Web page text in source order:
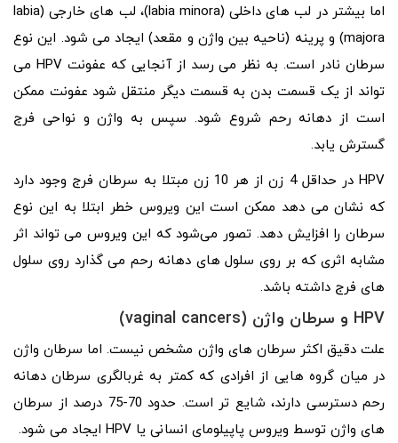
اما بیشتر در لب های داخلی (labia minora)، لب های خارجی (labia
majora) و پرینه (ناحیه بین واژن و مقعد) ایجاد می شود. این نوع
سرطان نادر است. به نظر می رسد از آنجایی که عفونت HPV می
تواند از یک قسمت بدن به قسمت دیگر منتقل شود عفونت ممکن
است از دهانه رحم شروع شود. سپس به واژن و نواحی فرج
گسترش یابد.
HPV در حداقل 4 زن از هر 10 زن مبتلا به سرطان فرج وجود دارد
که نشان می دهد ممکن است این ویروس خطر ابتلا به این نوع
سرطان را افزایش دهد. تصور می‌شود که این ویروس می‌ تواند اثر
مشابه اثری که بر روی سلول های دهانه رحم می گذارد روی سلول‌
های فرج داشته باشد.
HPV و سرطان واژن (vaginal cancers
)
علت دقیق اکثر سرطان های واژن مشخص نیست. اما سرطان واژن
در میان گروه‌ هایی از افرادی که کمتر به غربالگری سرطان دهانه
رحم دسترسی دارند، شایع‌ تر است. حدود 70-75 درصد از سرطان
های واژن توسط ویروس پاپیلومای انسانی یا HPV ایجاد می شود.